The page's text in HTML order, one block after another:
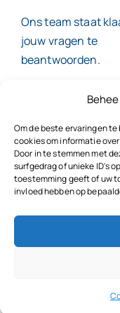
Om de beste ervaringen
cookies om informatie
Door in te stemmen met
surfgedrag of unieke ID's
toestemming geeft of uw
invloed hebben op
Ons team staat
jouw vragen te
beantwoorden.
Contact
© 2026NBC
Algemene